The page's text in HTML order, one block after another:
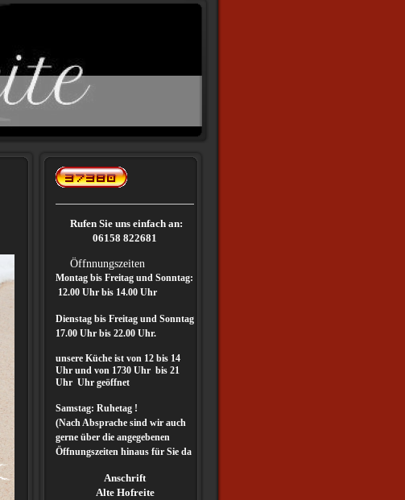
Rufen Sie uns einfach an:
06158 822681
Öffnnungszeiten
Montag bis Freitag und Sonntag:
12.00 Uhr bis 14.00 Uhr
Dienstag bis Freitag und Sonntag
17.00 Uhr bis 22.00 Uhr.
unsere Küche ist von 12 bis 14
Uhr und von 1730 Uhr bis 21
Uhr Uhr geöffnet
Samstag: Ruhetag !
(Nach Absprache sind wir auch
gerne über die angegebenen
Öffnungszeiten hinaus für Sie da
Anschrift
Alte Hofreite